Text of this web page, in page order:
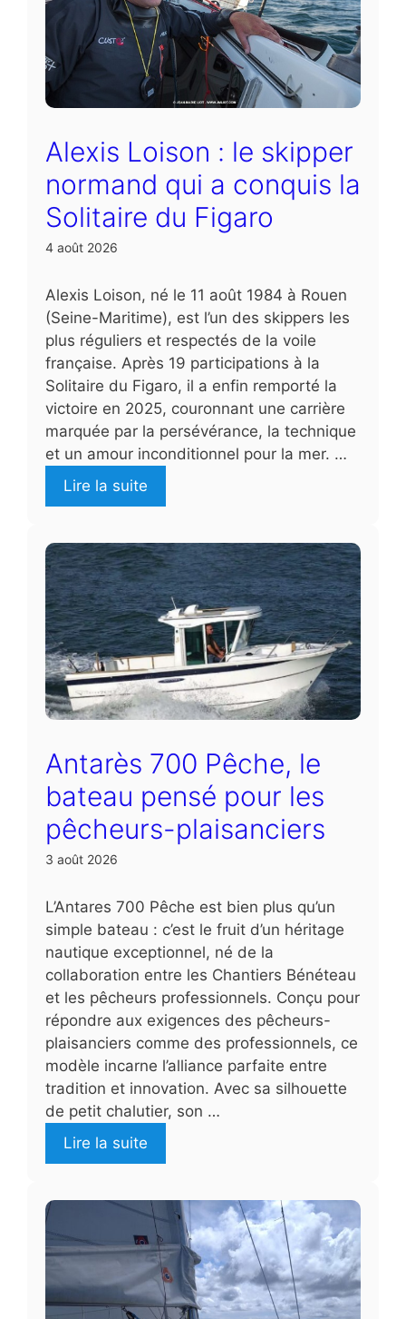
Alexis Loison : le skipper
normand qui a conquis la
Solitaire du Figaro
4 août 2026
Alexis Loison, né le 11 août 1984 à Rouen
(Seine-Maritime), est l’un des skippers les
plus réguliers et respectés de la voile
française. Après 19 participations à la
Solitaire du Figaro, il a enfin remporté la
victoire en 2025, couronnant une carrière
marquée par la persévérance, la technique
et un amour inconditionnel pour la mer. …
Lire la suite
Antarès 700 Pêche, le
bateau pensé pour les
pêcheurs-plaisanciers
3 août 2026
L’Antares 700 Pêche est bien plus qu’un
simple bateau : c’est le fruit d’un héritage
nautique exceptionnel, né de la
collaboration entre les Chantiers Bénéteau
et les pêcheurs professionnels. Conçu pour
répondre aux exigences des pêcheurs-
plaisanciers comme des professionnels, ce
modèle incarne l’alliance parfaite entre
tradition et innovation. Avec sa silhouette
de petit chalutier, son …
Lire la suite